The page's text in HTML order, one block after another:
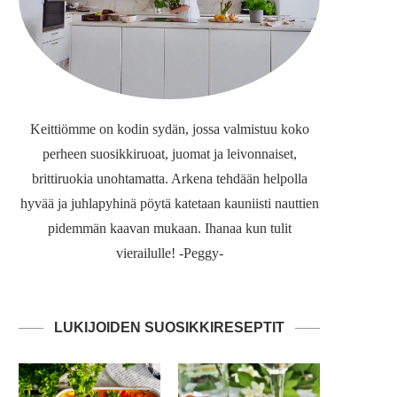
Keittiömme on kodin sydän, jossa valmistuu koko
perheen suosikkiruoat, juomat ja leivonnaiset,
brittiruokia unohtamatta. Arkena tehdään helpolla
hyvää ja juhlapyhinä pöytä katetaan kauniisti nauttien
pidemmän kaavan mukaan. Ihanaa kun tulit
vierailulle! -Peggy-
LUKIJOIDEN SUOSIKKIRESEPTIT